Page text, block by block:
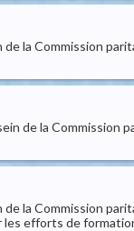
la Commission
de la Commission
la Commission
les efforts de